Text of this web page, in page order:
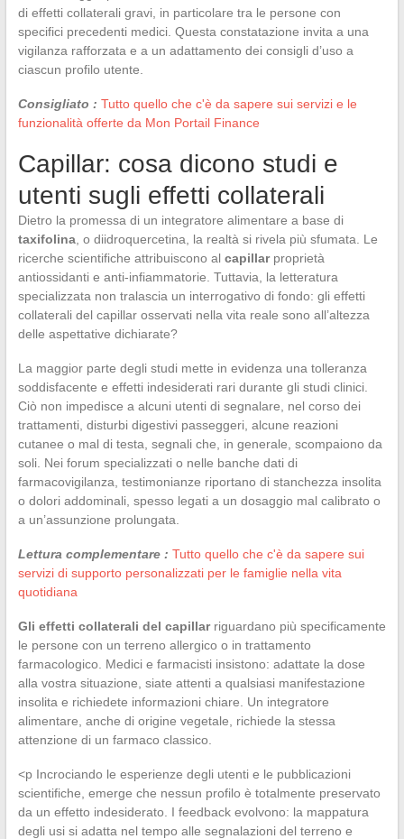
di effetti collaterali gravi, in particolare tra le persone con
specifici precedenti medici. Questa constatazione invita a una
vigilanza rafforzata e a un adattamento dei consigli d’uso a
ciascun profilo utente.
Consigliato : Tutto quello che c'è da sapere sui servizi e le
funzionalità offerte da Mon Portail Finance
Capillar: cosa dicono studi e
utenti sugli effetti collaterali
Dietro la promessa di un integratore alimentare a base di
taxifolina, o diidroquercetina, la realtà si rivela più sfumata. Le
ricerche scientifiche attribuiscono al capillarproprietà
antiossidanti e anti-infiammatorie. Tuttavia, la letteratura
specializzata non tralascia un interrogativo di fondo: gli effetti
collaterali del capillar osservati nella vita reale sono all’altezza
delle aspettative dichiarate?
La maggior parte degli studi mette in evidenza una tolleranza
soddisfacente e effetti indesiderati rari durante gli studi clinici.
Ciò non impedisce a alcuni utenti di segnalare, nel corso dei
trattamenti, disturbi digestivi passeggeri, alcune reazioni
cutanee o mal di testa, segnali che, in generale, scompaiono da
soli. Nei forum specializzati o nelle banche dati di
farmacovigilanza, testimonianze riportano di stanchezza insolita
o dolori addominali, spesso legati a un dosaggio mal calibrato o
a un’assunzione prolungata.
Lettura complementare : Tutto quello che c'è da sapere sui
servizi di supporto personalizzati per le famiglie nella vita
quotidiana
Gli effetti collaterali del capillarriguardano più specificamente
le persone con un terreno allergico o in trattamento
farmacologico. Medici e farmacisti insistono: adattate la dose
alla vostra situazione, siate attenti a qualsiasi manifestazione
insolita e richiedete informazioni chiare. Un integratore
alimentare, anche di origine vegetale, richiede la stessa
attenzione di un farmaco classico.
<p Incrociando le esperienze degli utenti e le pubblicazioni
scientifiche, emerge che nessun profilo è totalmente preservato
da un effetto indesiderato. I feedback evolvono: la mappatura
degli usi si adatta nel tempo alle segnalazioni del terreno e